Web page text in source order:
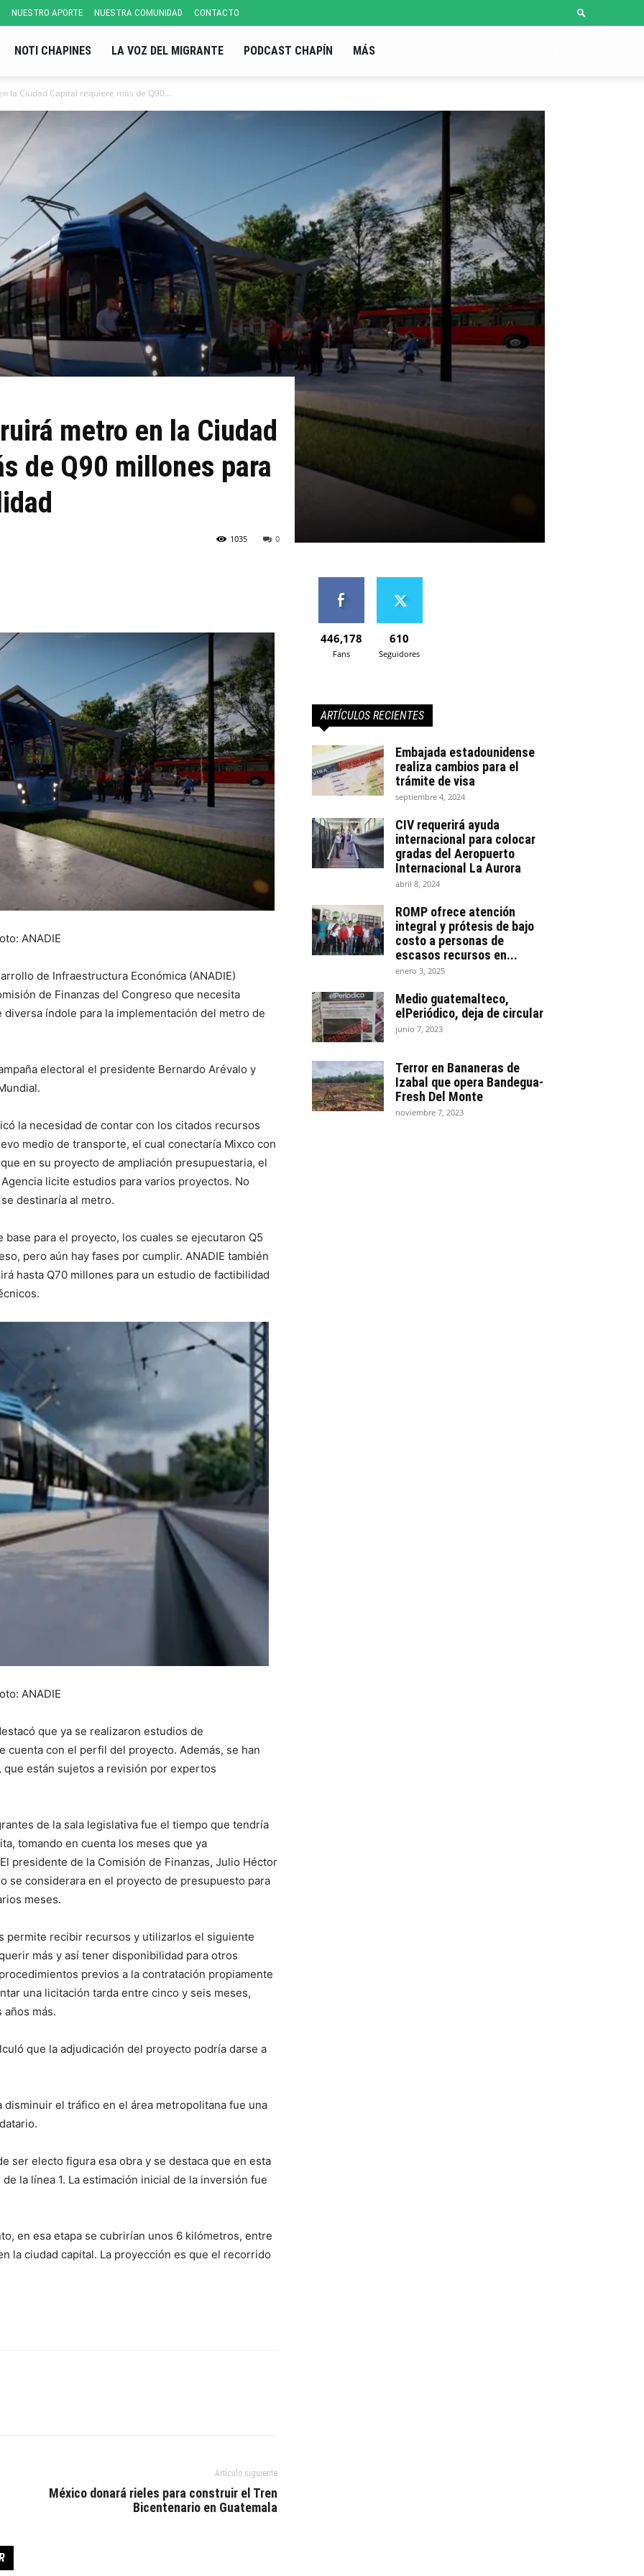
NUESTRO APORTE NUESTRA COMUNIDAD CONTACTO
NOTI CHAPINES LA VOZ DEL MIGRANTE PODCAST CHAPÍN MÁS
la Ciudad Capital requiere más de Q90...
metro en la Ciudad
de Q90 millones para
0
1035
ANADIE
de Infraestructura Económica (ANADIE)
de Finanzas del Congreso que necesita
índole para la implementación del metro de
electoral el presidente Bernardo Arévalo y
la necesidad de contar con los citados recursos
medio de transporte, el cual conectaría Mixco con
en su proyecto de ampliación presupuestaria, el
licite estudios para varios proyectos. No
destinaría al metro.
para el proyecto, los cuales se ejecutaron Q5
pero aún hay fases por cumplir. ANADIE también
hasta Q70 millones para un estudio de factibilidad
ANADIE
que ya se realizaron estudios de
con el perfil del proyecto. Además, se han
están sujetos a revisión por expertos
de la sala legislativa fue el tiempo que tendría
tomando en cuenta los meses que ya
presidente de la Comisión de Finanzas, Julio Héctor
se considerara en el proyecto de presupuesto para
meses.
permite recibir recursos y utilizarlos el siguiente
más y así tener disponibilidad para otros
previos a la contratación propiamente
una licitación tarda entre cinco y seis meses,
más.
que la adjudicación del proyecto podría darse a
el tráfico en el área metropolitana fue una
ser electo figura esa obra y se destaca que en esta
la línea 1. La estimación inicial de la inversión fue
en esa etapa se cubrirían unos 6 kilómetros, entre
la ciudad capital. La proyección es que el recorrido
Artículo siguiente
México donará rieles para construir el Tren
Bicentenario en Guatemala
446,178
Fans
610
Seguidores
ARTÍCULOS RECIENTES
Embajada estadounidense
realiza cambios para el
trámite de visa
septiembre 4, 2024
CIV requerirá ayuda
internacional para colocar
gradas del Aeropuerto
Internacional La Aurora
abril 8, 2024
ROMP ofrece atención
integral y prótesis de bajo
costo a personas de
escasos recursos en...
enero 3, 2025
Medio guatemalteco,
elPeriódico, deja de circular
junio 7, 2023
Terror en Bananeras de
Izabal que opera Bandegua-
Fresh Del Monte
noviembre 7, 2023